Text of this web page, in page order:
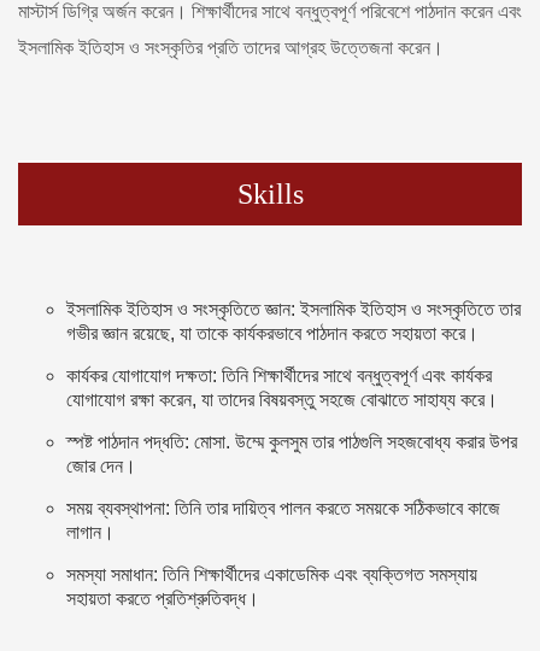
মাস্টার্স ডিগ্রি অর্জন করেন। শিক্ষার্থীদের সাথে বন্ধুত্বপূর্ণ পরিবেশে পাঠদান করেন এবং
ইসলামিক ইতিহাস ও সংস্কৃতির প্রতি তাদের আগ্রহ উত্তেজনা করেন।
Skills
ইসলামিক ইতিহাস ও সংস্কৃতিতে জ্ঞান: ইসলামিক ইতিহাস ও সংস্কৃতিতে তার
গভীর জ্ঞান রয়েছে, যা তাকে কার্যকরভাবে পাঠদান করতে সহায়তা করে।
কার্যকর যোগাযোগ দক্ষতা: তিনি শিক্ষার্থীদের সাথে বন্ধুত্বপূর্ণ এবং কার্যকর
যোগাযোগ রক্ষা করেন, যা তাদের বিষয়বস্তু সহজে বোঝাতে সাহায্য করে।
স্পষ্ট পাঠদান পদ্ধতি: মোসা. উম্মে কুলসুম তার পাঠগুলি সহজবোধ্য করার উপর
জোর দেন।
সময় ব্যবস্থাপনা: তিনি তার দায়িত্ব পালন করতে সময়কে সঠিকভাবে কাজে
লাগান।
সমস্যা সমাধান: তিনি শিক্ষার্থীদের একাডেমিক এবং ব্যক্তিগত সমস্যায়
সহায়তা করতে প্রতিশ্রুতিবদ্ধ।